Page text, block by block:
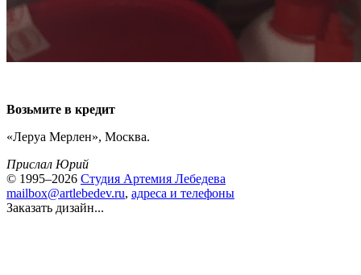
Возьмите в кредит
«Леруа Мерлен», Москва.
Прислал Юрий
© 1995–2026 Студия Артемия Лебедева
mailbox@artlebedev.ru, адреса и телефоны
Заказать дизайн...